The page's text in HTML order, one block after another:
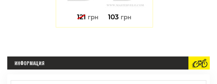
121 грн 103 грн
ИНФОРМАЦИЯ